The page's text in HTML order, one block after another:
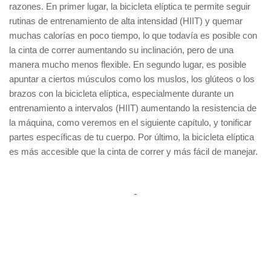
razones. En primer lugar, la bicicleta elíptica te permite seguir
rutinas de entrenamiento de alta intensidad (HIIT) y quemar
muchas calorías en poco tiempo, lo que todavía es posible con
la cinta de correr aumentando su inclinación, pero de una
manera mucho menos flexible. En segundo lugar, es posible
apuntar a ciertos músculos como los muslos, los glúteos o los
brazos con la bicicleta elíptica, especialmente durante un
entrenamiento a intervalos (HIIT) aumentando la resistencia de
la máquina, como veremos en el siguiente capítulo, y tonificar
partes específicas de tu cuerpo. Por último, la bicicleta elíptica
es más accesible que la cinta de correr y más fácil de manejar.